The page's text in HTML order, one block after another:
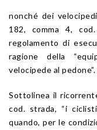
nonché dei
182, comma 4,
regolamento di
ragione della
velocipede al pedone”.
Sottolinea il
cod. strada, “i
quando, per le